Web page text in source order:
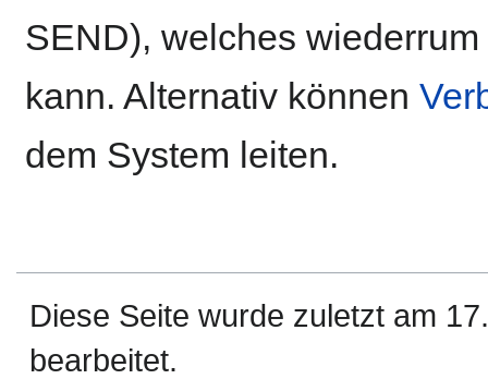
SEND), welches
kann. Alternativ können
dem System leiten.
Diese Seite wurde zuletzt am
bearbeitet.